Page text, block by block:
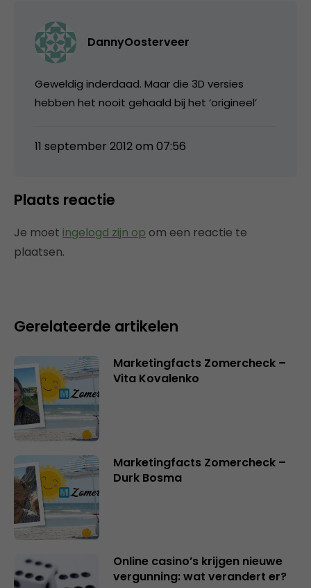
DannyOosterveer
Geweldig inderdaad. Maar die 3D versies
hebben het nooit gehaald bij het ‘origineel’
11 september 2012 om 07:56
Plaats reactie
Je moet ingelogd zijn op om een reactie te
plaatsen.
Gerelateerde artikelen
Marketingfacts Zomercheck –
Vita Kovalenko
Marketingfacts Zomercheck –
Durk Bosma
Online casino’s krijgen nieuwe
vergunning: wat verandert er?